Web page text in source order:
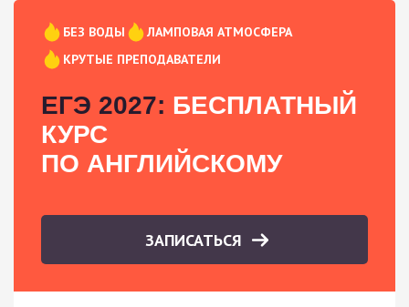
БЕЗ ВОДЫ
ЛАМПОВАЯ АТМОСФЕРА
КРУТЫЕ ПРЕПОДАВАТЕЛИ
ЕГЭ 2027: БЕСПЛАТНЫЙ
КУРС
ПО АНГЛИЙСКОМУ
ЗАПИСАТЬСЯ